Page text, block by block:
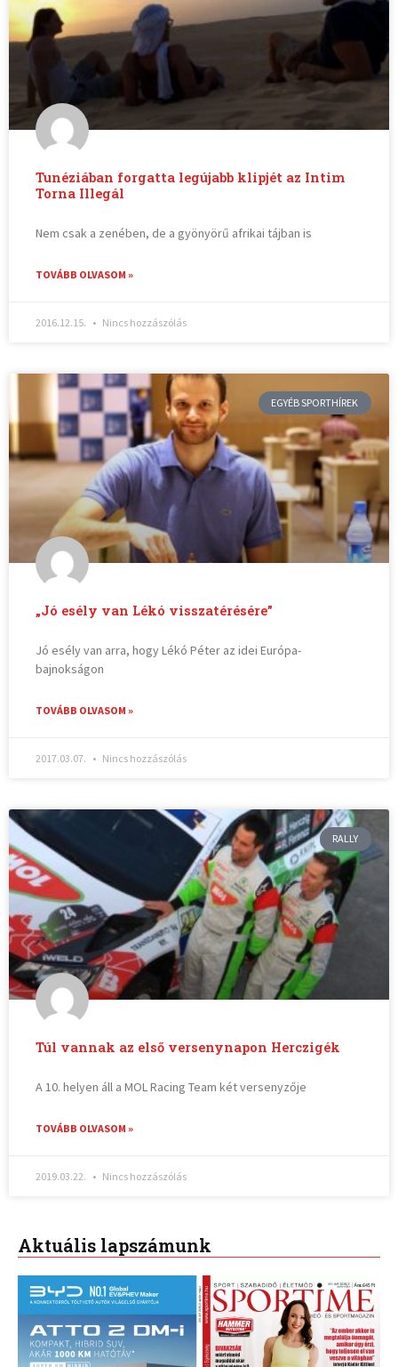
Tunéziában forgatta legújabb klipjét az Intim
Torna Illegál
Nem csak a zenében, de a gyönyörű afrikai tájban is
TOVÁBB OLVASOM »
2016.12.15. Nincs hozzászólás
EGYÉB SPORTHÍREK
„Jó esély van Lékó visszatérésére”
Jó esély van arra, hogy Lékó Péter az idei Európa-
bajnokságon
TOVÁBB OLVASOM »
2017.03.07. Nincs hozzászólás
RALLY
Túl vannak az első versenynapon Herczigék
A 10. helyen áll a MOL Racing Team két versenyzője
TOVÁBB OLVASOM »
2019.03.22. Nincs hozzászólás
Aktuális lapszámunk